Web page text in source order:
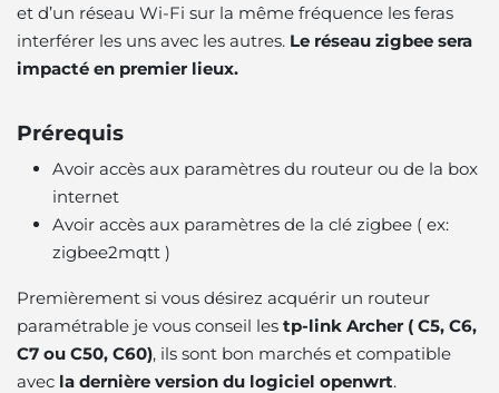
et d’un réseau Wi-Fi sur la même fréquence les feras
interférer les uns avec les autres. Le réseau zigbee sera
impacté en premier lieux.
Prérequis
Avoir accès aux paramètres du routeur ou de la box
internet
Avoir accès aux paramètres de la clé zigbee ( ex:
zigbee2mqtt )
Premièrement si vous désirez acquérir un routeur
paramétrable je vous conseil les tp-link Archer ( C5, C6,
C7 ou C50, C60), ils sont bon marchés et compatible
avec la dernière version du logiciel openwrt.